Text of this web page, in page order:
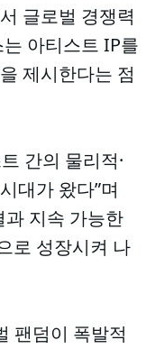
글로벌 경쟁력
아티스트 IP를
제시한다는 점
간의 물리적·
대가 왔다”며
과 지속 가능한
로 성장시켜 나
팬덤이 폭발적